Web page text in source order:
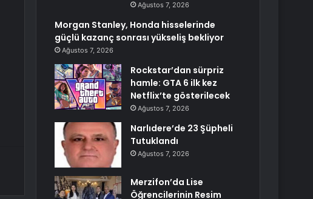
Ağustos 7, 2026
Morgan Stanley, Honda hisselerinde
güçlü kazanç sonrası yükseliş bekliyor
Ağustos 7, 2026
Rockstar’dan sürpriz
hamle: GTA 6 ilk kez
Netflix’te gösterilecek
Ağustos 7, 2026
Narlıdere’de 23 Şüpheli
Tutuklandı
Ağustos 7, 2026
Merzifon’da Lise
Öğrencilerinin Resim